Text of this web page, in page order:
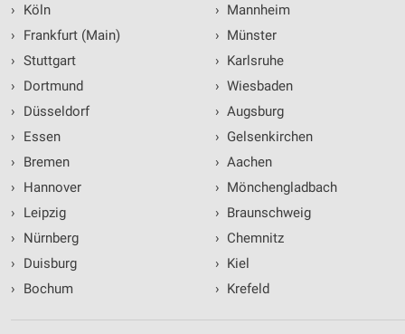
›
Köln
›
Frankfurt (Main)
› Stuttgart
›
Dortmund
›
Düsseldorf
›
Essen
›
Bremen
›
Hannover
›
Leipzig
›
Nürnberg
›
Duisburg
›
Bochum
› Mannheim
› Münster
› Karlsruhe
› Wiesbaden
› Augsburg
› Gelsenkirchen
› Aachen
› Mönchengladbach
› Braunschweig
› Chemnitz
› Kiel
› Krefeld